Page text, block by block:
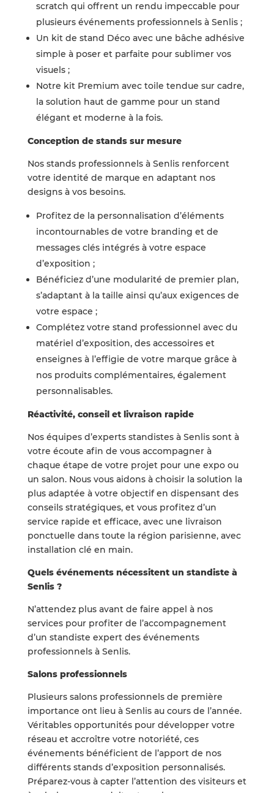
scratch qui offrent un rendu impeccable pour
plusieurs événements professionnels à Senlis ;
Un kit de stand Déco avec une bâche adhésive
simple à poser et parfaite pour sublimer vos
visuels ;
Notre kit Premium avec toile tendue sur cadre,
la solution haut de gamme pour un stand
élégant et moderne à la fois.
Conception de stands sur mesure
Nos stands professionnels à Senlis renforcent
votre identité de marque en adaptant nos
designs à vos besoins.
Profitez de la personnalisation d’éléments
incontournables de votre branding et de
messages clés intégrés à votre espace
d’exposition ;
Bénéficiez d’une modularité de premier plan,
s’adaptant à la taille ainsi qu’aux exigences de
votre espace ;
Complétez votre stand professionnel avec du
matériel d’exposition, des accessoires et
enseignes à l’effigie de votre marque grâce à
nos produits complémentaires, également
personnalisables.
Réactivité, conseil et livraison rapide
Nos équipes d’experts standistes à Senlis sont à
votre écoute afin de vous accompagner à
chaque étape de votre projet pour une expo ou
un salon. Nous vous aidons à choisir la solution la
plus adaptée à votre objectif en dispensant des
conseils stratégiques, et vous profitez d’un
service rapide et efficace, avec une livraison
ponctuelle dans toute la région parisienne, avec
installation clé en main.
Quels événements nécessitent un standiste à
Senlis ?
N’attendez plus avant de faire appel à nos
services pour profiter de l’accompagnement
d’un standiste expert des événements
professionnels à Senlis.
Salons professionnels
Plusieurs salons professionnels de première
importance ont lieu à Senlis au cours de l’année.
Véritables opportunités pour développer votre
réseau et accroître votre notoriété, ces
événements bénéficient de l’apport de nos
différents stands d’exposition personnalisés.
Préparez-vous à capter l’attention des visiteurs et